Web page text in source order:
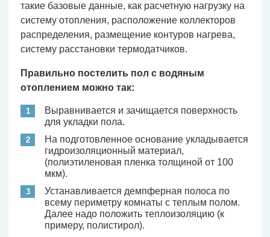
такие базовые данные, как расчетную нагрузку на
систему отопления, расположение коллекторов
распределения, размещение контуров нагрева,
систему расстановки термодатчиков.
Правильно постелить пол с водяным
отоплением можно так:
Выравнивается и зачищается поверхность
для укладки пола.
На подготовленное основание укладывается
гидроизоляционный материал,
(полиэтиленовая пленка толщиной от 100
мкм).
Устанавливается демпферная полоса по
всему периметру комнаты с теплым полом.
Далее надо положить теплоизоляцию (к
примеру, полистирол).